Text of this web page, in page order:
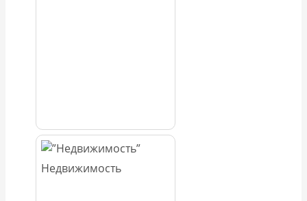
Недвижимость